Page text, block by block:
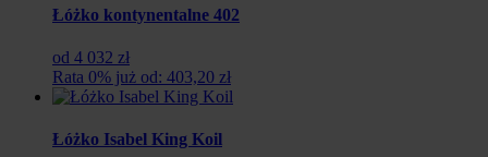
Łóżko kontynentalne 402
od 4 032 zł
Rata 0% już od: 403,20 zł
Łóżko Isabel King Koil